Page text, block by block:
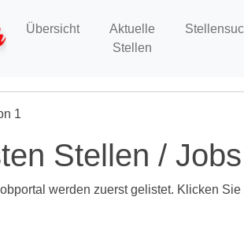
Übersicht
Aktuelle
Stellen
1
Stellen / Jobs
werden zuerst gelistet. Klicken